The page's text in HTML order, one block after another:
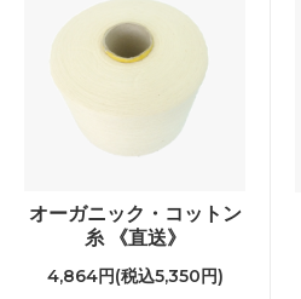
オーガニック・コットン
糸 《直送》
4,864円(税込5,350円)